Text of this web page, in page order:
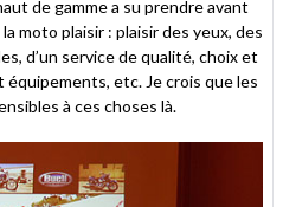
de gamme a su prendre avant
moto plaisir : plaisir des yeux, des
d’un service de qualité, choix et
etc. Je crois que les
à ces choses là.